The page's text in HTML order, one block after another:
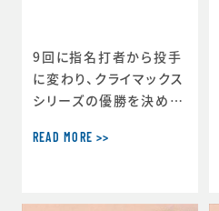
9回に指名打者から投手
に変わり、クライマックス
シリーズの優勝を決めた
キロのストレート。見事な
READ MORE >>